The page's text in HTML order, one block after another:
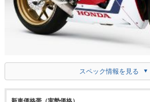
スペック情報を見る